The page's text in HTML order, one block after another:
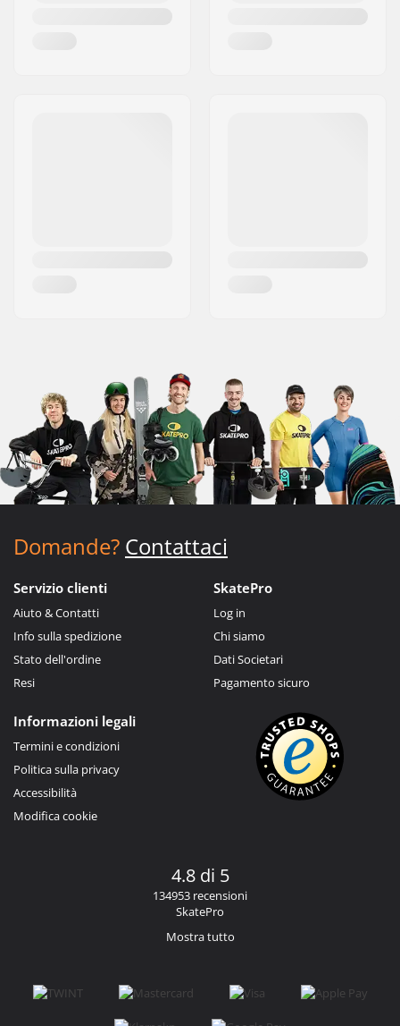
Domande? Contattaci
Servizio clienti
Aiuto & Contatti
Info sulla spedizione
Stato dell'ordine
Resi
SkatePro
Log in
Chi siamo
Dati Societari
Pagamento sicuro
Informazioni legali
Termini e condizioni
Politica sulla privacy
Accessibilità
Modifica cookie
4.8 di 5
134953 recensioni
SkatePro
Mostra tutto